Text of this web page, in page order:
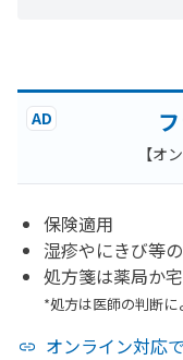
AD
【オ
保険適用
湿疹やにきび等
処方箋は薬局か
*処方は医師の判断に
オンライン対応